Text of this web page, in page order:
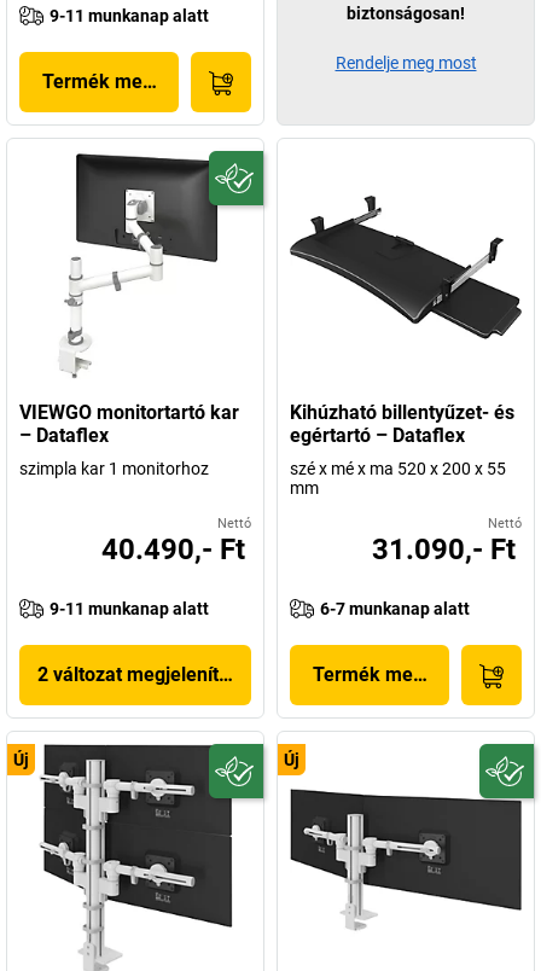
9-11 munkanap alatt
Termék megjelenítése
VIEWGO monitortartó kar
– Dataflex
szimpla kar 1 monitorhoz
Nettó
40.490,- Ft
9-11 munkanap alatt
2 változat megjelenítése
Kihúzható billentyűzet- és
egértartó – Dataflex
szé x mé x ma 520 x 200 x 55
mm
Nettó
31.090,- Ft
6-7 munkanap alatt
Termék megjelenítése
Új Új
biztonságosan!
Rendelje meg most